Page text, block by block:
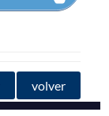
volver